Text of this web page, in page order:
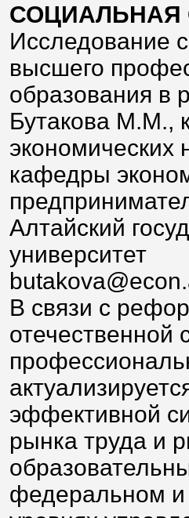
СОЦИАЛЬНАЯ
Исследование
высшего
образования в
Бутакова М.М.,
экономических
кафедры
Алтайский
университет
В связи с
отечественной
эффективной
рынка труда и
федеральном и